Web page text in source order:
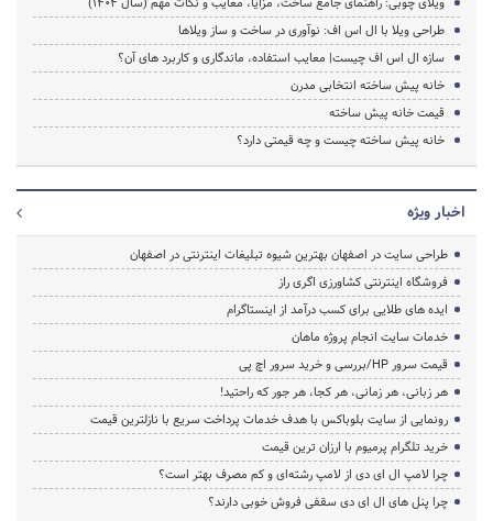
طراحی ویلا با ال اس اف: نوآوری در ساخت و ساز ویلاها
سازه ال اس اف چیست| معایب استفاده، ماندگاری و کاربرد های آن؟
خانه پیش ساخته انتخابی مدرن
قیمت خانه پیش ساخته
خانه پیش ساخته چیست و چه قیمتی دارد؟
اخبار ویژه
طراحی سایت در اصفهان بهترین شیوه تبلیغات اینترنتی در اصفهان
فروشگاه اینترنتی کشاورزی اگری راز
ایده های طلایی برای کسب درآمد از اینستاگرام
خدمات سایت انجام پروژه ماهان
قیمت سرور HP/بررسی و خرید سرور اچ پی
هر زبانی، هر زمانی، هر کجا، هر جور که راحتید!
رونمایی از سایت بلوباکس با هدف خدمات پرداخت سریع با نازلترین قیمت
خرید تلگرام پرمیوم با ارزان ترین قیمت
چرا لامپ ال ای دی از لامپ رشته‌ای و کم مصرف بهتر است؟
چرا پنل های ال ای دی سقفی فروش خوبی دارند؟